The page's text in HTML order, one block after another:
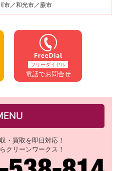
市／和光市／蕨市
フリーダイヤル
電話でお問合せ
・買取を即日対応！
クリーンワークス！